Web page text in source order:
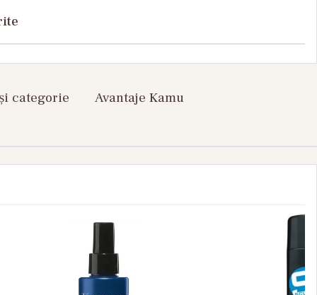
categorie Avantaje Kamu